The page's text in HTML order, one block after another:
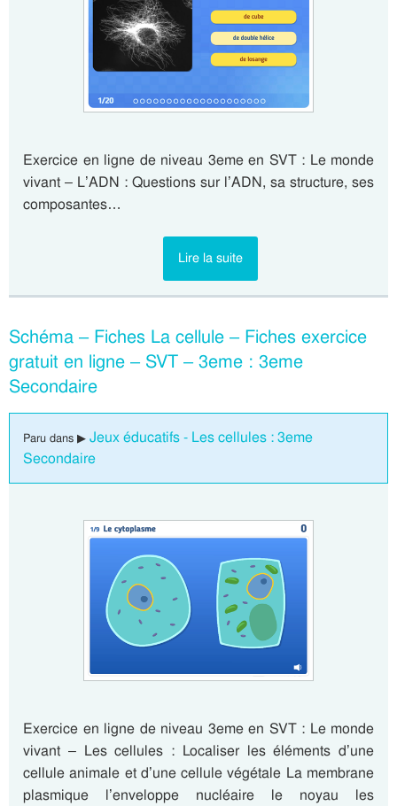
Exercice en ligne de niveau 3eme en SVT : Le monde
vivant – L’ADN : Questions sur l’ADN, sa structure, ses
composantes…
Lire la suite
Schéma – Fiches La cellule – Fiches exercice
gratuit en ligne – SVT – 3eme : 3eme
Secondaire
Paru dans ▶ Jeux éducatifs - Les cellules : 3eme
Secondaire
Exercice en ligne de niveau 3eme en SVT : Le monde
vivant – Les cellules : Localiser les éléments d’une
cellule animale et d’une cellule végétale La membrane
plasmique l’enveloppe nucléaire le noyau les